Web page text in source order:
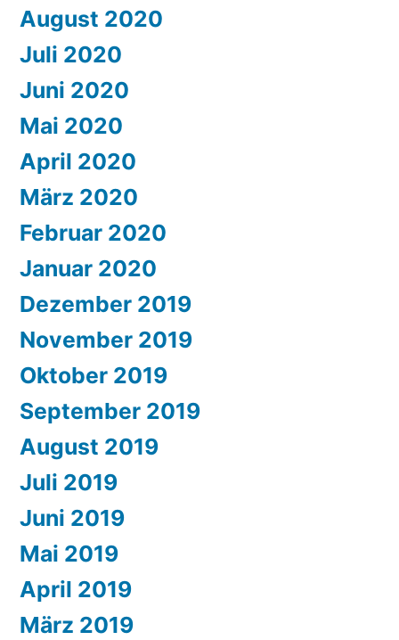
August 2020
Juli 2020
Juni 2020
Mai 2020
April 2020
März 2020
Februar 2020
Januar 2020
Dezember 2019
November 2019
Oktober 2019
September 2019
August 2019
Juli 2019
Juni 2019
Mai 2019
April 2019
März 2019